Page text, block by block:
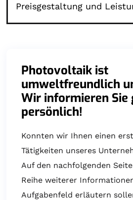
Preisgestaltung und
Photovoltaik ist
umweltfreundlich
Wir informieren Sie
persönlich!
Konnten wir Ihnen einen
Tätigkeiten unseres
Auf den nachfolgenden
Reihe weiterer
Aufgabenfeld erläutern